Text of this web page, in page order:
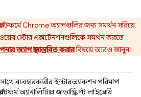
Chrome অ্যাপগুলির জন্য সমর্থন সরিয়ে
ওয়েব স্টোর এক্সটেনশনগুলিকে সমর্থন করতে
অ্যাপ স্থানান্তরিত করারবিষয়ে আরও জানুন।
ব্যবহারকারীর ইন্টারঅ্যাকশন পরিমাপ
অ্যানালিটিক্স জাভাস্ক্রিপ্ট লাইব্রেরি